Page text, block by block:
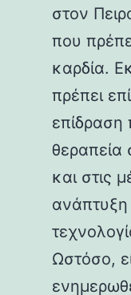
στον
που
καρδία.
πρέπει
επίδραση
και στις
ανάπτυξη
Ωστόσο,